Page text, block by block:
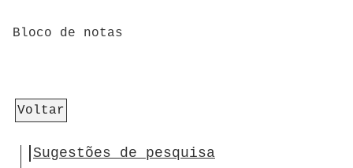
Bloco de notas
Voltar
Sugestões de pesquisa